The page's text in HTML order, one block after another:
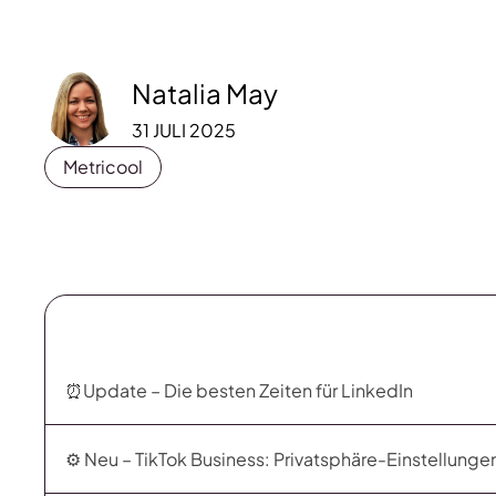
Natalia May
31 JULI 2025
Metricool
⏰Update – Die besten Zeiten für LinkedIn
⚙️ Neu – TikTok Business: Privatsphäre-